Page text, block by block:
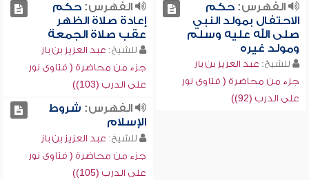
الفهرس:حكم
الاحتفال بمولد النبي
صلى الله عليه وسلم
ومولد غيره
للشيخ: عبد العزيز بن باز
جزء من محاضرة ( فتاوى نور
على الدرب (92))
الفهرس:حكم
إعادة صلاة الظهر
عقب صلاة الجمعة
للشيخ: عبد العزيز بن باز
جزء من محاضرة ( فتاوى نور
على الدرب (103))
الفهرس: شروط
الإسلام
للشيخ: عبد العزيز بن باز
جزء من محاضرة ( فتاوى نور
على الدرب (105))